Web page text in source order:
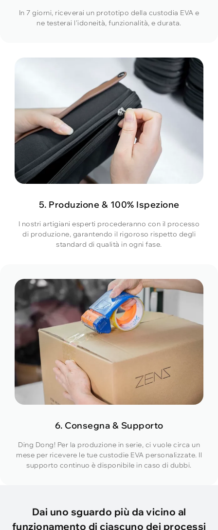
In 7 giorni, riceverai un prototipo della custodia EVA e
ne testerai l'idoneità, funzionalità, e durata.
5. Produzione & 100% Ispezione
I nostri artigiani esperti procederanno con il processo
di produzione, garantendo il rigoroso rispetto degli
standard di qualità in ogni fase.
6. Consegna & Supporto
Ding Dong! Per la produzione in serie, ci vuole circa un
mese per ricevere le tue custodie EVA personalizzate. Il
supporto continuo è disponibile in caso di dubbi.
Dai uno sguardo più da vicino al
funzionamento di ciascuno dei processi